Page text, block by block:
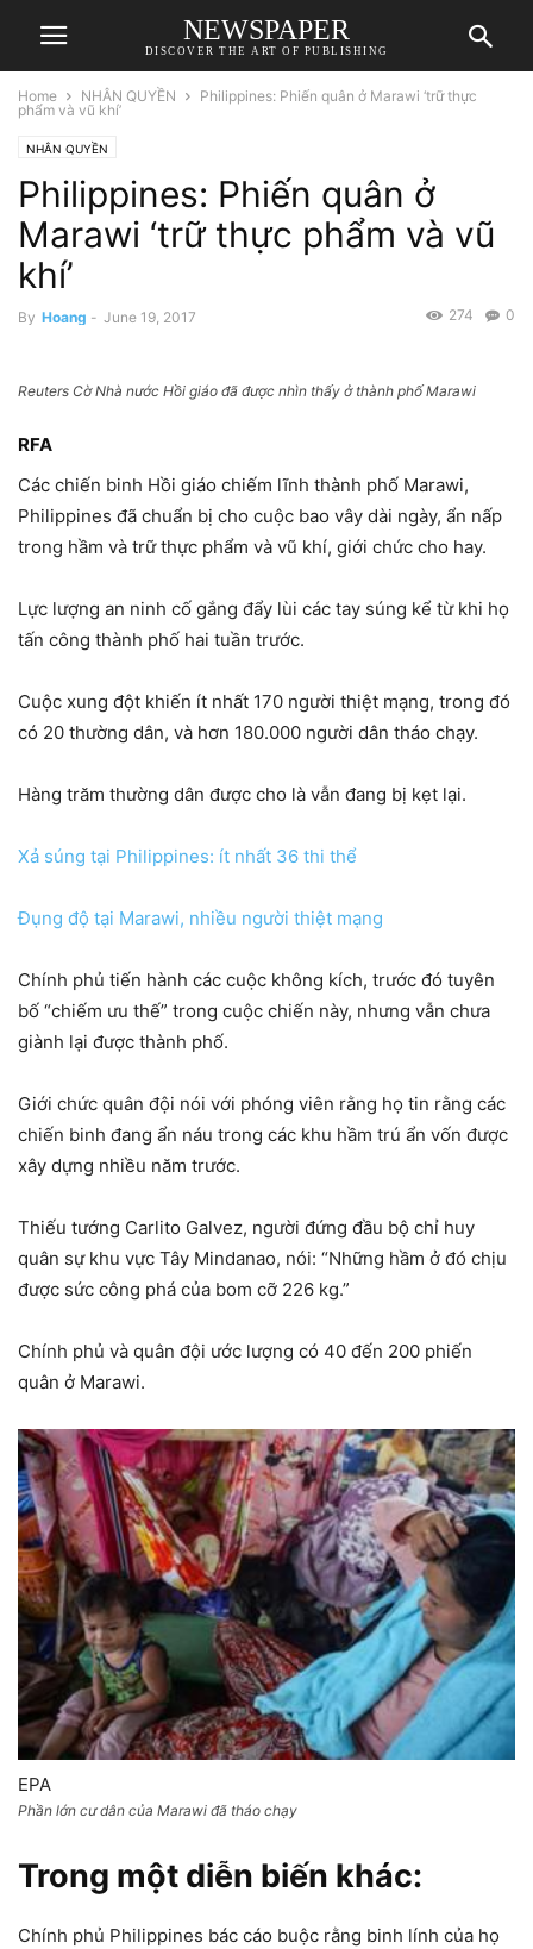
NEWSPAPER
DISCOVER THE ART OF PUBLISHING
Home NHÂN QUYỀN
Philippines: Phiến quân ở Marawi ‘trữ thực
phẩm và vũ khí’
NHÂN QUYỀN
Philippines: Phiến quân ở
Marawi ‘trữ thực phẩm và vũ
khí’
By Hoang - June 19, 2017 0
274
Reuters Cờ Nhà nước Hồi giáo đã được nhìn thấy ở thành phố Marawi
RFA
Các chiến binh Hồi giáo chiếm lĩnh thành phố Marawi,
Philippines đã chuẩn bị cho cuộc bao vây dài ngày, ẩn nấp
trong hầm và trữ thực phẩm và vũ khí, giới chức cho hay.
Lực lượng an ninh cố gắng đẩy lùi các tay súng kể từ khi họ
tấn công thành phố hai tuần trước.
Cuộc xung đột khiến ít nhất 170 người thiệt mạng, trong đó
có 20 thường dân, và hơn 180.000 người dân tháo chạy.
Hàng trăm thường dân được cho là vẫn đang bị kẹt lại.
Xả súng tại Philippines: ít nhất 36 thi thể
Đụng độ tại Marawi, nhiều người thiệt mạng
Chính phủ tiến hành các cuộc không kích, trước đó tuyên
bố “chiếm ưu thế” trong cuộc chiến này, nhưng vẫn chưa
giành lại được thành phố.
Giới chức quân đội nói với phóng viên rằng họ tin rằng các
chiến binh đang ẩn náu trong các khu hầm trú ẩn vốn được
xây dựng nhiều năm trước.
Thiếu tướng Carlito Galvez, người đứng đầu bộ chỉ huy
quân sự khu vực Tây Mindanao, nói: “Những hầm ở đó chịu
được sức công phá của bom cỡ 226 kg.”
Chính phủ và quân đội ước lượng có 40 đến 200 phiến
quân ở Marawi.
EPA
Phần lớn cư dân của Marawi đã tháo chạy
Trong một diễn biến khác:
Chính phủ Philippines bác cáo buộc rằng binh lính của họ